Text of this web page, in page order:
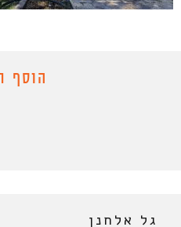
הוסף
גל אלחנן